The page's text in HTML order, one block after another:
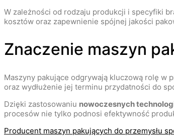
W zależności od rodzaju produkcji i specyfiki
kosztów oraz zapewnienie spójnej jakości
Znaczenie maszyn
Maszyny pakujące odgrywają kluczową rolę w
oraz wydłużenie jej terminu przydatności do
Dzięki zastosowaniu nowoczesnych
procesów nie tylko podnosi efektywność
Producent maszyn pakujących do przemysłu